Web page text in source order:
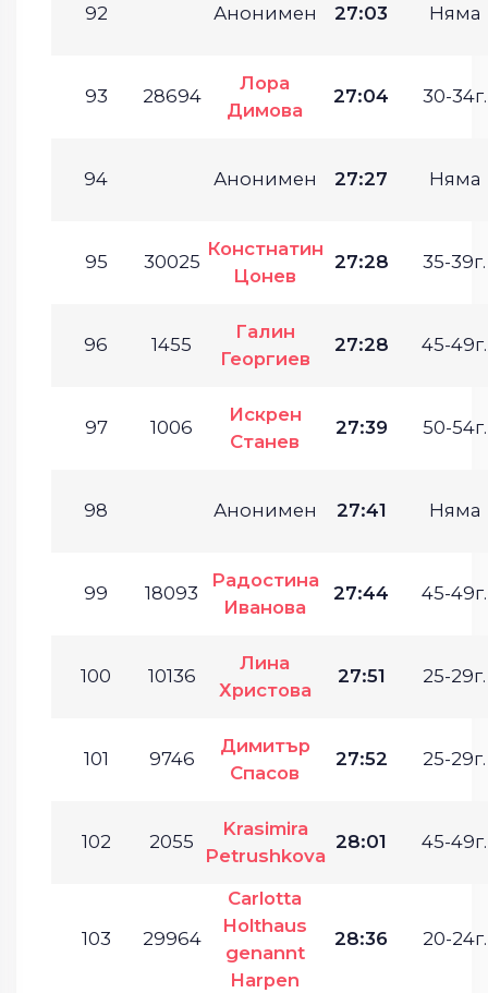
92 Анонимен 27:03 Няма
93 28694
Лора
Димова
27:04 30-34г.
94 Анонимен 27:27 Няма
95 30025
Констнатин
Цонев
27:28 35-39г.
96 1455
Галин
Георгиев
27:28 45-49г.
97 1006
Искрен
Станев
27:39 50-54г.
98 Анонимен 27:41 Няма
99 18093
Радостина
Иванова
27:44 45-49г.
100 10136
Лина
Христова
27:51 25-29г.
101 9746
Димитър
Спасов
27:52 25-29г.
102 2055
Krasimira
Petrushkova
28:01 45-49г.
103 29964
Carlotta
Holthaus
genannt
Harpen
28:36 20-24г.